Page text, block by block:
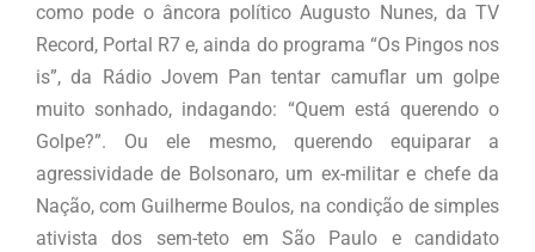
como pode o âncora político Augusto Nunes, da TV
Record, Portal R7 e, ainda do programa “Os Pingos nos
is”, da Rádio Jovem Pan tentar camuflar um golpe
muito sonhado, indagando: “Quem está querendo o
Golpe?”. Ou ele mesmo, querendo equiparar a
agressividade de Bolsonaro, um ex-militar e chefe da
Nação, com Guilherme Boulos, na condição de simples
ativista dos sem-teto em São Paulo e candidato